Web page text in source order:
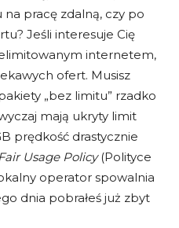
pracę zdalną, czy po
Jeśli interesuje Cię
internetem,
ofert. Musisz
„bez limitu” rzadko
mają ukryty limit
prędkość drastycznie
Usage Policy(Polityce
operator spowalnia
dnia pobrałeś już zbyt